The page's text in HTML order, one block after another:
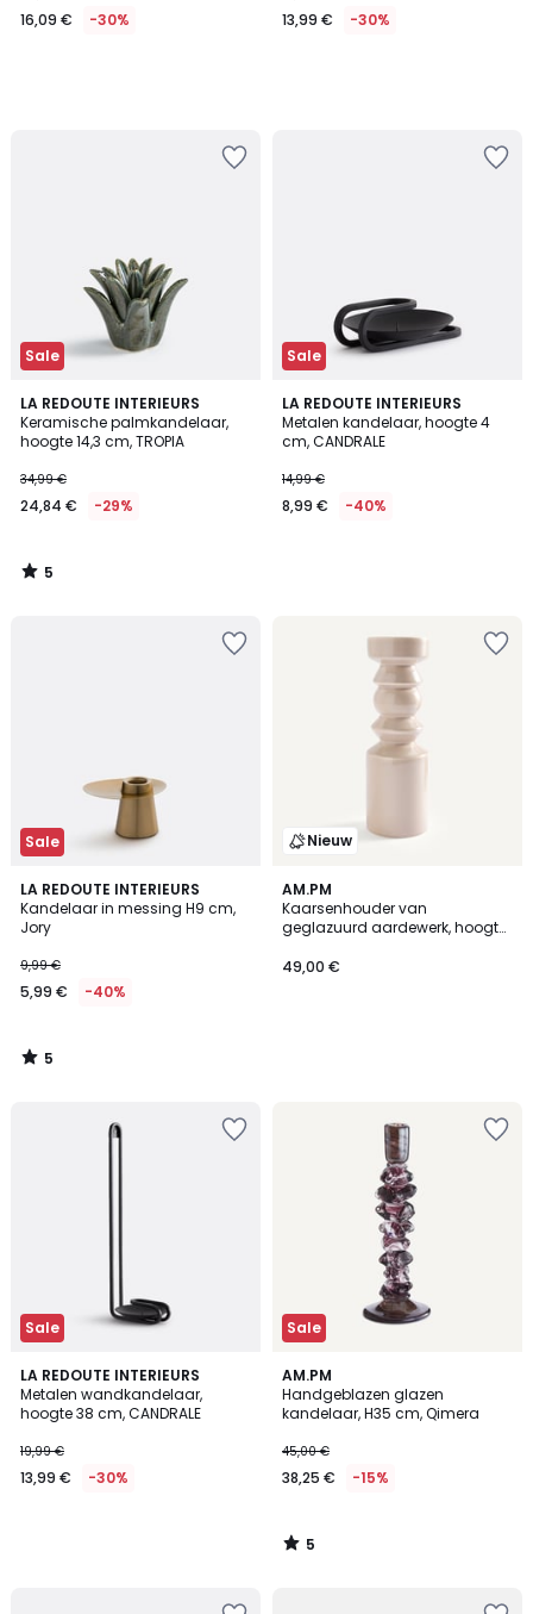
16,09 € -30% 13,99 € -30%
Sale
LA REDOUTE INTERIEURS
Keramische palmkandelaar,
hoogte 14,3 cm, TROPIA
34,99 €
24,84 € -29%
5
/
5
5
/
Sale
LA REDOUTE INTERIEURS
Metalen kandelaar, hoogte 4
cm, CANDRALE
14,99 €
8,99 € -40%
Sale
LA REDOUTE INTERIEURS
Kandelaar in messing H9 cm,
Jory
9,99 €
5,99 € -40%
5
/
5
5
/
Nieuw
AM.PM
Kaarsenhouder van
geglazuurd aardewerk, hoogte
49,00 €
Sale
LA REDOUTE INTERIEURS
Metalen wandkandelaar,
hoogte 38 cm, CANDRALE
19,99 €
13,99 € -30%
Sale
AM.PM
Handgeblazen glazen
kandelaar, H35 cm, Qimera
45,00 €
38,25 € -15%
5
/
5
5
/